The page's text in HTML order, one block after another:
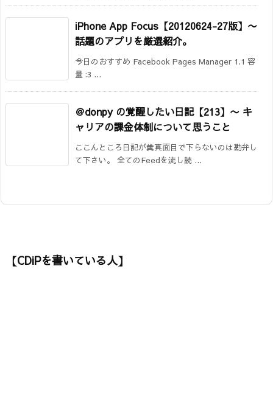
iPhone App Focus【20120624-27版】〜
話題のアプリを厳選紹介。
今日のおすすめ Facebook Pages Manager 1.1 容
量 :3 ...
＠donpy の覚醒したい日記【213】 〜 キ
ャリアの課金体制について思うこと
ここんところ日記が糞真面目で下らないのは勘弁し
て下さい。 全てのFeedを流し読 ...
【CDiPを書いている人】